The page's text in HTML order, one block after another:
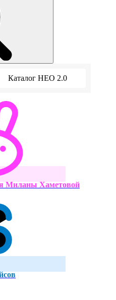
Каталог НЕО 2.0
Миланы Хаметовой